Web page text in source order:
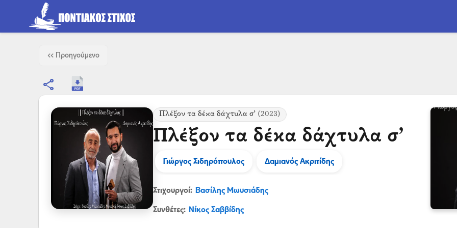
<< Προηγούμενο
share
Πλέξον τα δέκα δάχτυλα σ’ (2023)
Πλέξον τα δέκα δάχτυλα σ’
Γιώργος Σιδηρόπουλος Δαμιανός Ακριτίδης
Στιχουργοί: Βασίλης Μωυσιάδης
Συνθέτες: Νίκος Σαββίδης